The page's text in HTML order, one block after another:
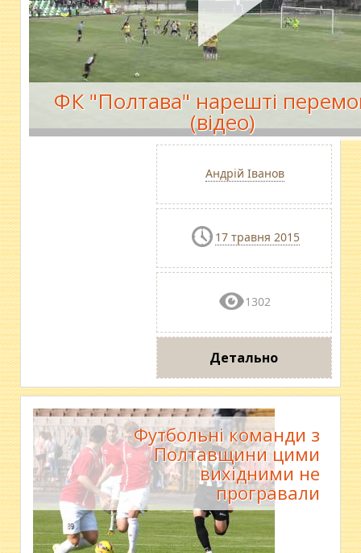
ФК "Полтава" нарешті
(відео)
Андрій Іванов
17 травня 2015
1302
Детально
Футбольні команди з
Полтавщини цими
вихідними не
програвали